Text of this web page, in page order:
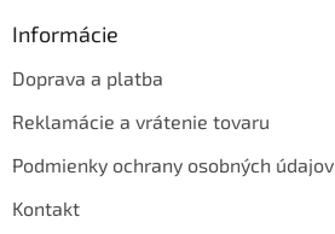
Informácie
Doprava a platba
Reklamácie a vrátenie tovaru
Podmienky ochrany osobných údajov
Kontakt